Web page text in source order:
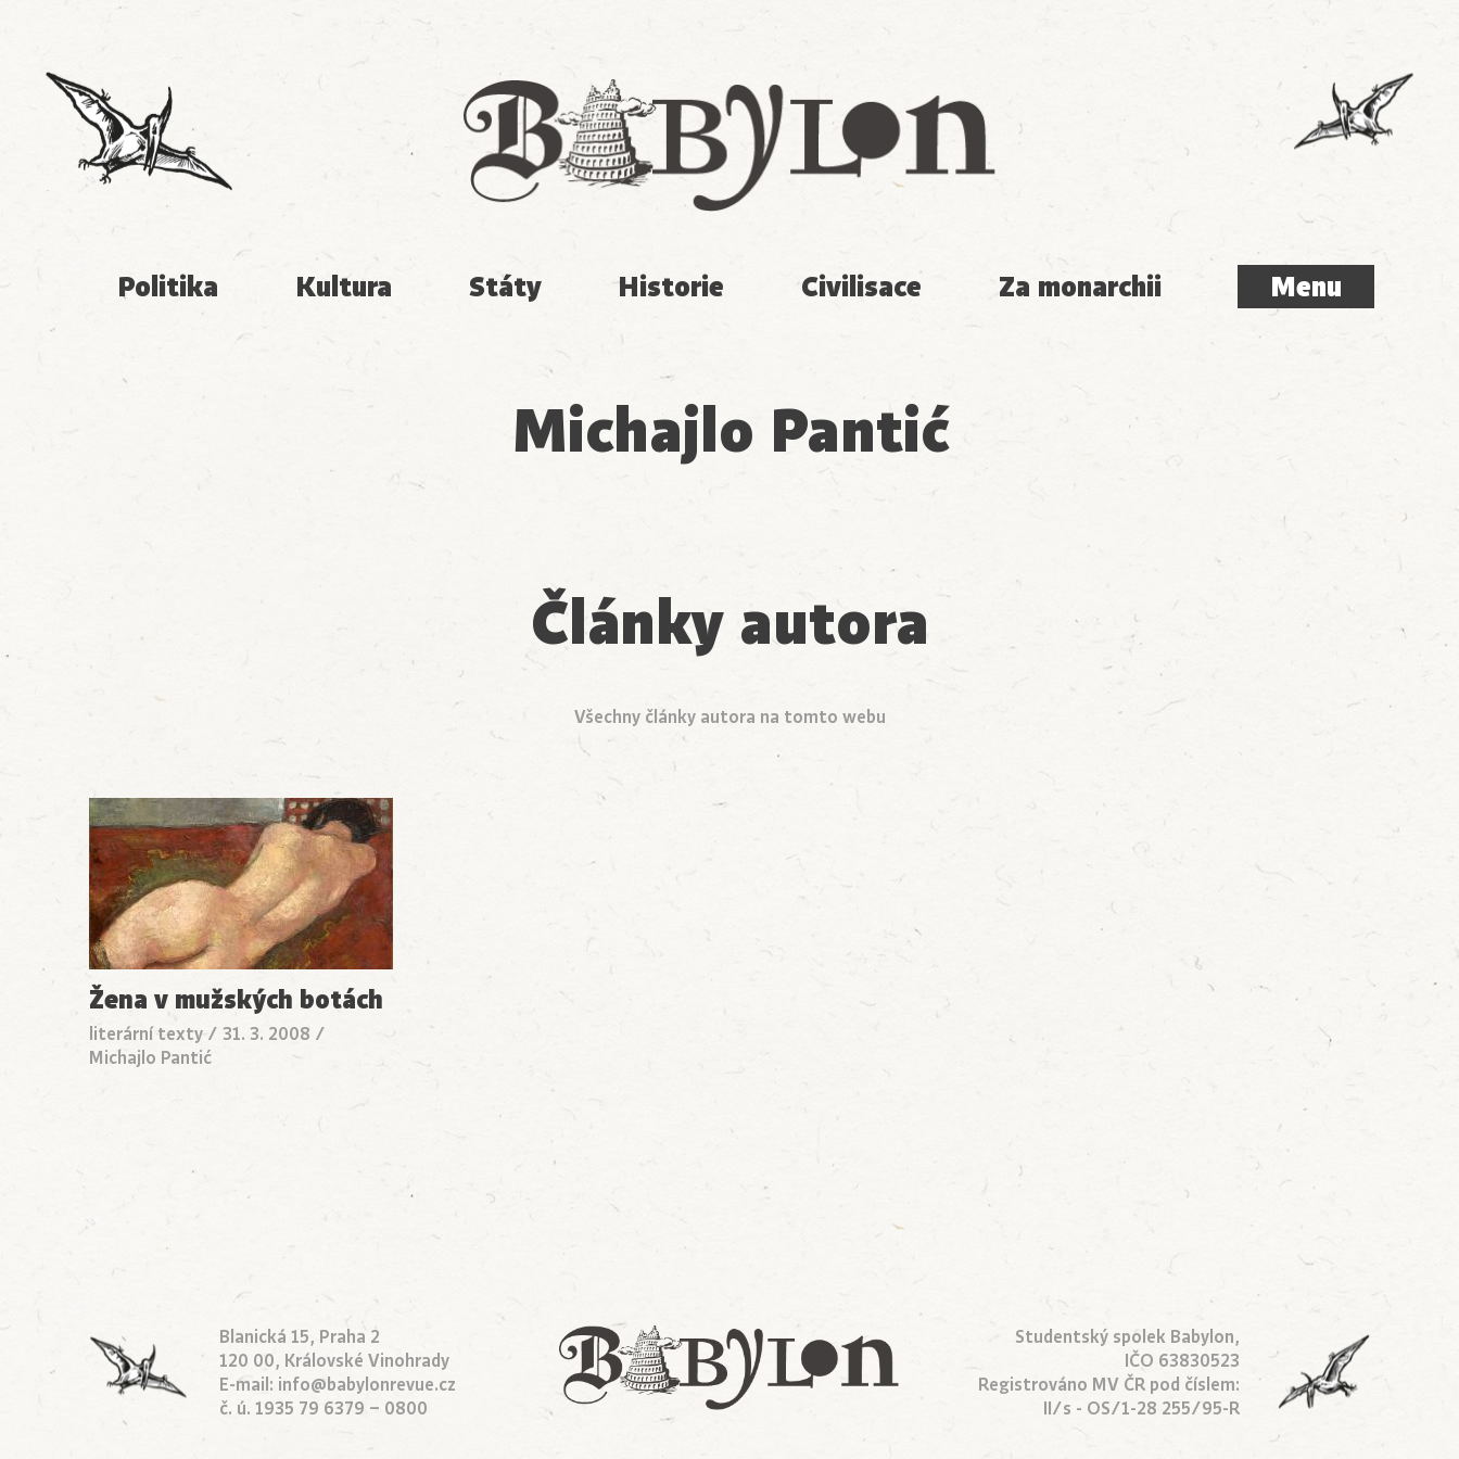
Babylon
Politika Kultura Státy Historie Civilisace Za monarchii Menu
Menu
Michajlo Pantić
Články autora
Všechny články autora na tomto webu
Žena v mužských botách
literární texty / 31. 3. 2008 /
Michajlo Pantić
Blanická 15, Praha 2
120 00, Královské Vinohrady
E-mail: info@babylonrevue.cz
č. ú. 1935 79 6379 – 0800
Studentský spolek Babylon,
IČO 63830523
Registrováno MV ČR pod číslem:
II/s - OS/1-28 255/95-R